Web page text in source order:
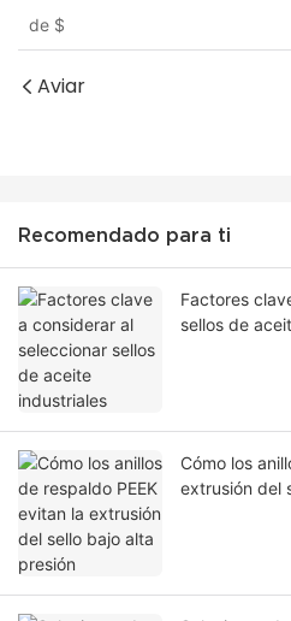
de $
Aviar
Recomendado para ti
Factores
sellos de
Cómo los
extrusión del